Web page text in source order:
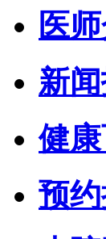
医
新
健
预